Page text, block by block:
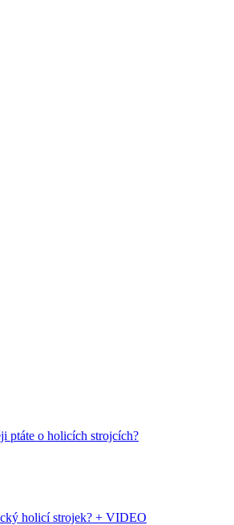
ptáte o holicích strojcích?
holicí strojek? + VIDEO